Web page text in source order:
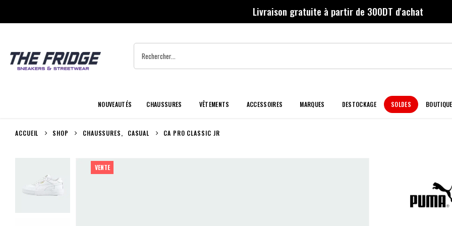
Livraison gratuite à partir de 300DT d'achat
NOUVEAUTÉS CHAUSSURES VÊTEMENTS ACCESSOIRES MARQUES DESTOCKAGE SOLDES
ACCUEIL SHOP CHAUSSURES, CASUAL CA PRO CLASSIC JR
VENTE